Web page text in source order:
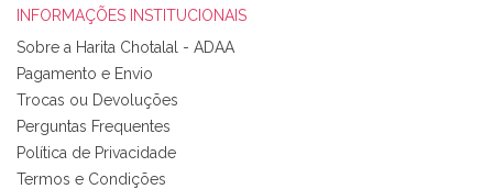
Tudo chegou em condições, pois os produtos vieram muito
bem acondicionados. Estou plenamente satisfeita com os
produtos adquiridos. Relativamente à bolsa, tem um tecido
com um padrão e cores muito bonitas e a execução está
perfeitíssima. Futuramente penso voltar a comprar na vossa
loja, têm excelentes artigos a um preço muito justo. A
INFORMAÇÕES INSTITUCIONAIS
Sobre a Harita Chotalal - ADAA
Pagamento e Envio
Trocas ou Devoluções
Perguntas Frequentes
Política de Privacidade
Termos e Condições